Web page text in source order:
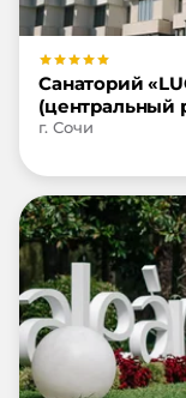
Санаторий
(центральный
г. Сочи